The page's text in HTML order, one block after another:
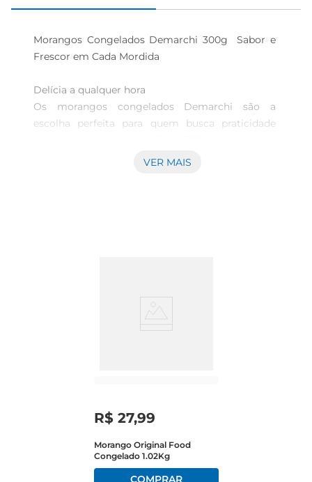
Morangos Congelados Demarchi 300g  Sabor e
Frescor em Cada Mordida
Delícia a qualquer hora
Os morangos congelados Demarchi são a
escolha perfeita para quem busca praticidade
selecionados, esses frutos são ideais para compor
maturação e rapidamente congelados,
fora da época de colheita, garantindo frescor e
sabor durante todo o ano.
Sugestões de uso
VER MAIS
R$ 27,99
Morango Original Food
Congelado 1.02Kg